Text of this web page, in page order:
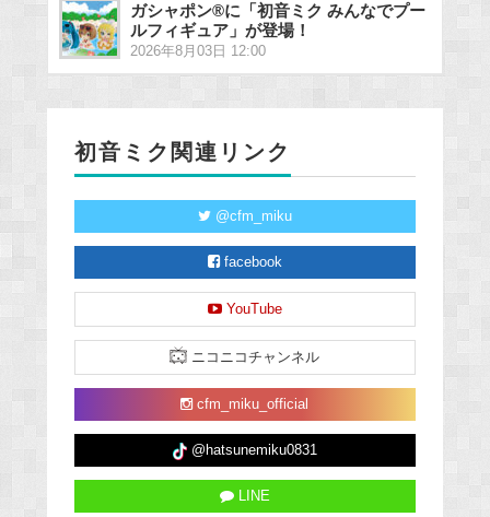
ガシャポン®に「初音ミク みんなでプー
ルフィギュア」が登場！
2026年8月03日 12:00
初音ミク関連リンク
@cfm_miku
facebook
YouTube
ニコニコチャンネル
cfm_miku_official
@hatsunemiku0831
LINE